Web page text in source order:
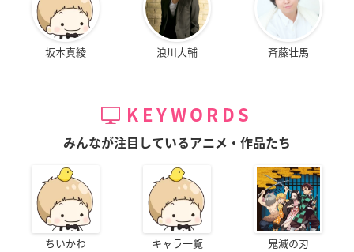
坂本真綾 浪川大輔 斉藤壮馬
KEYWORDS
みんなが注目しているアニメ・作品たち
ちいかわ キャラ一覧 鬼滅の刃